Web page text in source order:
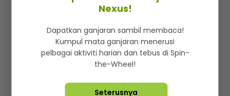
Iklan di SMG360
Terma & Syarat Dasar Privasi
Lebih hot, viral dan sensasi
Nexus!
Dapatkan ganjaran sambil membaca!
Kumpul mata ganjaran menerusi
pelbagai aktiviti harian dan tebus di Spin-
the-Wheel!
Seterusnya